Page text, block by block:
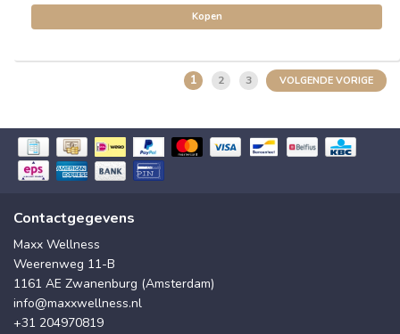
Kopen
1 2 3 VOLGENDE VORIGE
Contactgegevens
Maxx Wellness
Weerenweg 11-B
1161 AE Zwanenburg (Amsterdam)
info@maxxwellness.nl
+31 204970819